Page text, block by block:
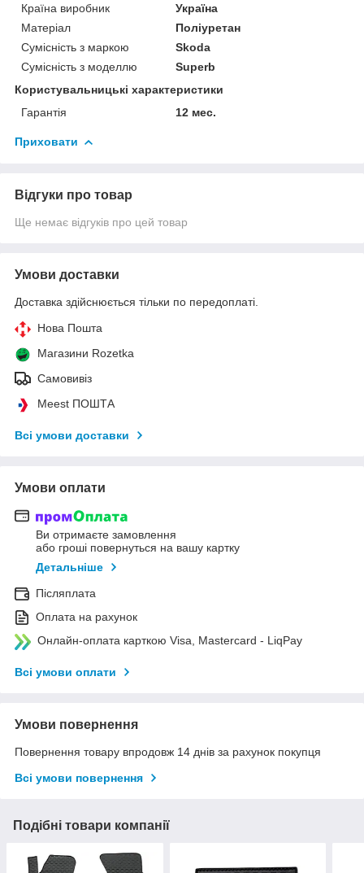
Країна виробник
Україна
Матеріал
Поліуретан
Сумісність з маркою
Skoda
Сумісність з моделлю
Superb
Користувальницькі характеристики
Гарантія
12 мес.
Приховати
Відгуки про товар
Ще немає відгуків про цей товар
Умови доставки
Доставка здійснюється тільки по передоплаті.
Нова Пошта
Магазини Rozetka
Самовивіз
Meest ПОШТА
Всі умови доставки
Умови оплати
Ви отримаєте замовлення
або гроші повернуться на вашу картку
Детальніше
Післяплата
Оплата на рахунок
Онлайн-оплата карткою Visa, Mastercard - LiqPay
Всі умови оплати
Умови повернення
Повернення товару впродовж 14 днів за рахунок покупця
Всі умови повернення
Подібні товари компанії